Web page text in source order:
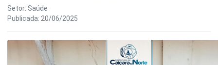
Setor: Saúde
Publicada: 20/06/2025